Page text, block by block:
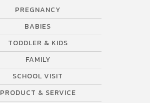
PREGNANCY
BABIES
TODDLER & KIDS
FAMILY
SCHOOL VISIT
PRODUCT & SERVICE